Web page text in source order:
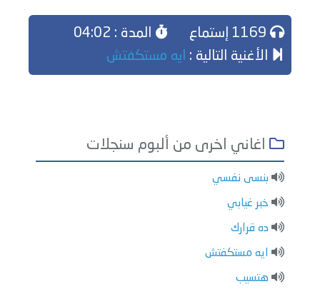
المدة : 04:02
الأغنية التالية : ايه مستكفتش
اغاني اخرى من ألبوم سنجلات
بنسى نفسي
خبر غيابي
ده قرارك
ايه مستكفتش
هتسيب